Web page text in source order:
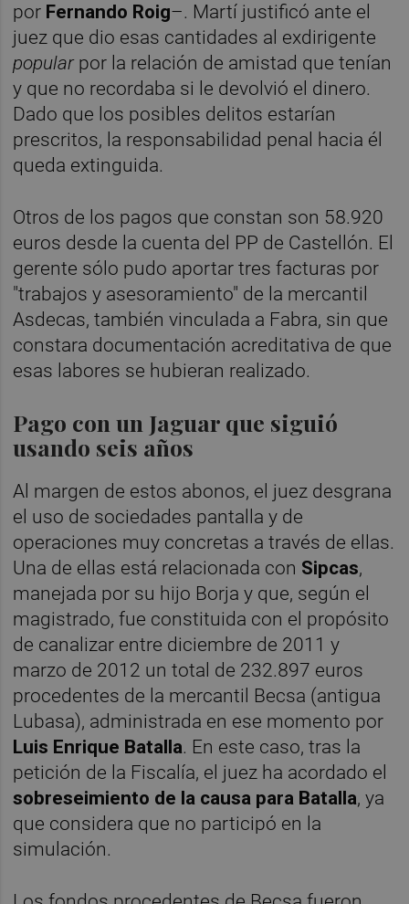
por Fernando Roig–. Martí justificó ante el
juez que dio esas cantidades al exdirigente
popularpor la relación de amistad que tenían
y que no recordaba si le devolvió el dinero.
Dado que los posibles delitos estarían
prescritos, la responsabilidad penal hacia él
queda extinguida.
Otros de los pagos que constan son 58.920
euros desde la cuenta del PP de Castellón. El
gerente sólo pudo aportar tres facturas por
"trabajos y asesoramiento" de la mercantil
Asdecas, también vinculada a Fabra, sin que
constara documentación acreditativa de que
esas labores se hubieran realizado.
Pago con un Jaguar que siguió
usando seis años
Al margen de estos abonos, el juez desgrana
el uso de sociedades pantalla y de
operaciones muy concretas a través de ellas.
Una de ellas está relacionada con Sipcas,
manejada por su hijo Borja y que, según el
magistrado, fue constituida con el propósito
de canalizar entre diciembre de 2011 y
marzo de 2012 un total de 232.897 euros
procedentes de la mercantil Becsa (antigua
Lubasa), administrada en ese momento por
Luis Enrique Batalla. En este caso, tras la
petición de la Fiscalía, el juez ha acordado el
sobreseimiento de la causa para Batalla, ya
que considera que no participó en la
simulación.